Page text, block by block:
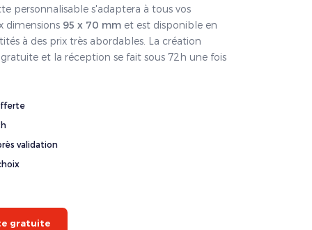
personnalisable s'adaptera à tous vos
dimensions 95 x 70 mm et est disponible en
à des prix très abordables. La création
et la réception se fait sous 72h une fois
validation
gratuite